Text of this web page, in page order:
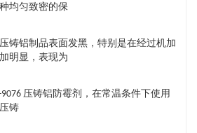
均匀致密的保
铸铝制品表面发黑，特别是在经过机加
明显，表现为
9076 压铸铝防霉剂，在常温条件下使用
铸